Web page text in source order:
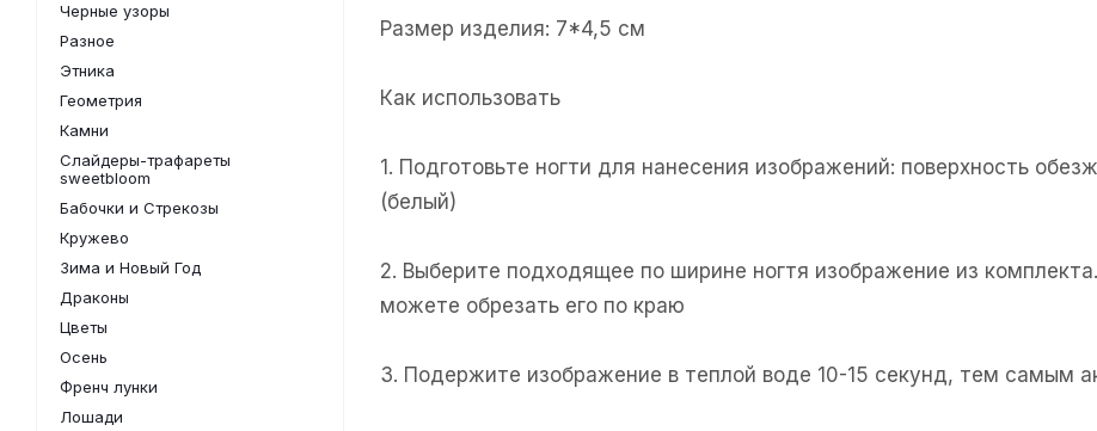
Размер изделия: 7*4,5 см
Как использовать
1. Подготовьте ногти для нанесения изображений: поверхность
(белый)
2. Выберите подходящее по ширине ногтя изображение из
можете обрезать его по краю
3. Подержите изображение в теплой воде 10-15 секунд, тем самым
Черные узоры
Разное
Этника
Геометрия
Камни
Слайдеры-трафареты
sweetbloom
Бабочки и Стрекозы
Кружево
Зима и Новый Год
Драконы
Цветы
Осень
Френч лунки
Лошади